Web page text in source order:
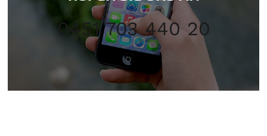
0451 703 440 20